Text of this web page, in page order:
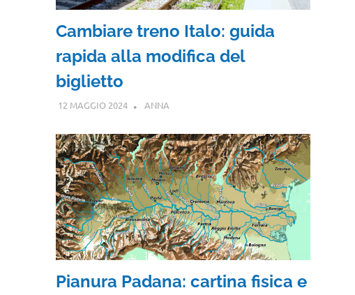
Cambiare treno Italo: guida
rapida alla modifica del
biglietto
12 MAGGIO 2024 ANNA
Pianura Padana: cartina fisica e